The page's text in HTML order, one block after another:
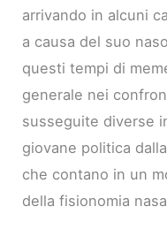
arrivando in alcuni
a causa del suo
questi tempi di
generale nei
susseguite diverse
giovane politica
che contano in un
della fisionomia